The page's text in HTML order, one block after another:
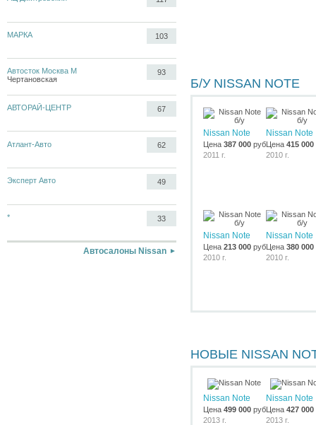
МАРКА 103
Автосток Москва М
Чертановская
93
АВТОРАЙ-ЦЕНТР 67
Атлант-Авто 62
Эксперт Авто 49
* 33
Автосалоны Nissan
Б/У NISSAN NOTE
Nissan Note
Цена 387 000 руб.
2011 г.
Nissan Note
Цена 415 000
2010 г.
Nissan Note
Цена 213 000 руб.
2010 г.
Nissan Note
Цена 380 000
2010 г.
НОВЫЕ NISSAN
Nissan Note
Цена 499 000 руб.
2013 г.
Nissan Note
Цена 427 000
2013 г.